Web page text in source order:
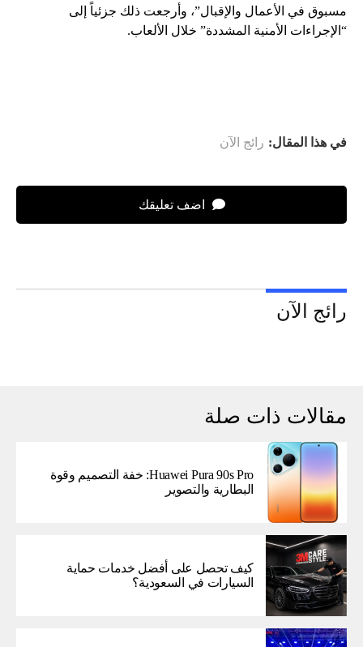
مسبوق في الأعمال والإقبال”، وأرجعت ذلك جزئياً إلى
“الإجراءات الأمنية المشددة” خلال الألعاب.
في هذا المقال: رائج الآن
اضف تعليقك
رائج الآن
مقالات ذات صلة
Huawei Pura 90s Pro: خفة التصميم وقوة
البطارية والتصوير
كيف تحصل على أفضل خدمات حماية
السيارات في السعودية؟